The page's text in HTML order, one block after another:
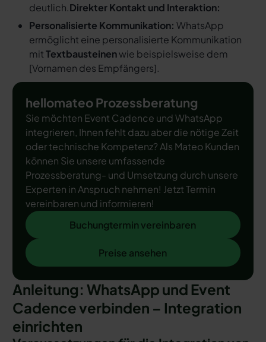
deutlich.Direkter Kontakt und Interaktion:
Personalisierte Kommunikation: WhatsApp
ermöglicht eine personalisierte Kommunikation
mitTextbausteinenwie beispielsweise dem
[Vornamen des Empfängers].
hellomateo Prozessberatung
Sie möchten Event Cadence und WhatsApp
integrieren, Ihnen fehlt dazu aber die nötige Zeit
oder technische Kompetenz? Als Mateo Kunden
können Sie unsere umfassende
Prozessberatung- und Umsetzung durch unsere
Experten in Anspruch nehmen! Jetzt Termin
vereinbaren und informieren!
Buchungtermin vereinbaren
Buchungtermin vereinbaren
Preise ansehen
Preise ansehen
Anleitung: WhatsApp und Event
Cadence verbinden – Integration
einrichten